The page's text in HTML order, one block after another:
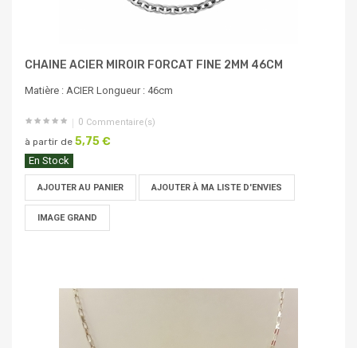
CHAINE ACIER MIROIR FORCAT FINE 2MM 46CM
Matière : ACIER Longueur : 46cm
0 Commentaire(s)
à partir de 5,75 €
En Stock
AJOUTER AU PANIER AJOUTER À MA LISTE D'ENVIES
IMAGE GRAND